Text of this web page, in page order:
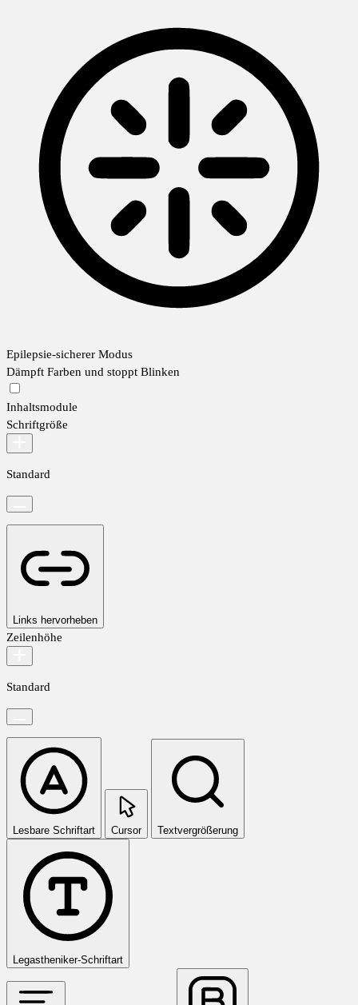
Epilepsie-sicherer Modus
Dämpft Farben und stoppt Blinken
Inhaltsmodule
Schriftgröße
Standard
Links hervorheben
Zeilenhöhe
Standard
Lesbare Schriftart Cursor Textvergrößerung
Legastheniker-Schriftart